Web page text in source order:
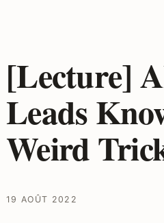
[Lecture]
Leads
Weird
19 AOÛT 2022